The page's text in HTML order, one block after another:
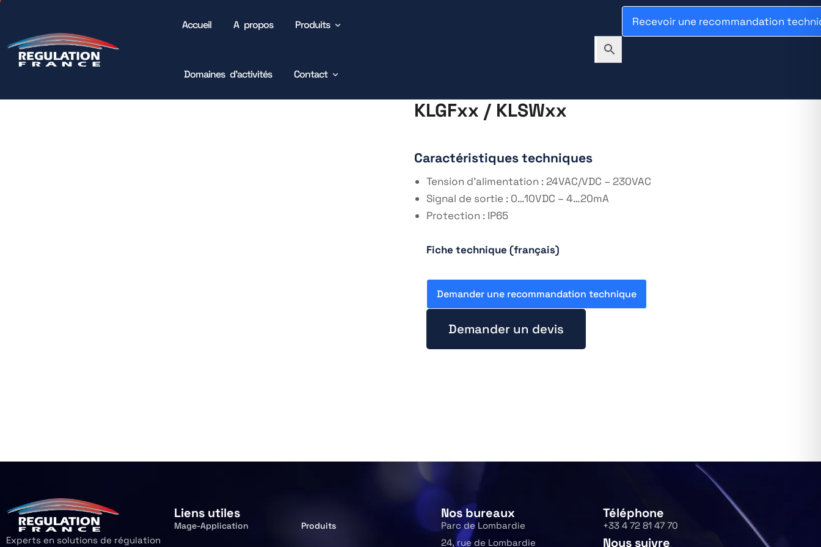
Accueil A propos Produits
Domaines d’activités Contact
Recevoir une recommandation
Capteurs>Capteurs de vitesse / Débit d’air
KLGFxx / KLSWxx
Caractéristiques techniques
Tension d’alimentation : 24VAC/VDC – 230VAC
Signal de sortie : 0…10VDC – 4…20mA
Protection : IP65
Fiche technique (français)
Demander une recommandation technique
Demander un devis
Experts en solutions de régulation
Liens utiles
Mage-Application Produits
Nos bureaux
Parc de Lombardie
24, rue de Lombardie
Téléphone
+33 4 72 81 47 70
Nous suivre